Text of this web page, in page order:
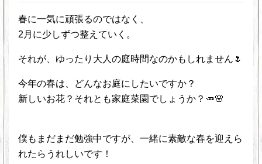
春に一気に頑張るのではなく、
2月に少しずつ整えていく。
それが、ゆったり大人の庭時間なのかもしれません🌷
今年の春は、どんなお庭にしたいですか？
新しいお花？それとも家庭菜園でしょうか？🥕🌸
僕もまだまだ勉強中ですが、一緒に素敵な春を迎えら
れたらうれしいです！